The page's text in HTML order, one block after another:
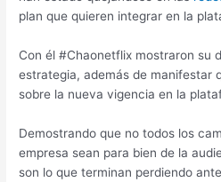
plan que quieren integrar en la
Con él #Chaonetflix mostraron su
estrategia, además de manifestar
sobre la nueva vigencia en la
Demostrando que no todos los
empresa sean para bien de la
son lo que terminan perdiendo